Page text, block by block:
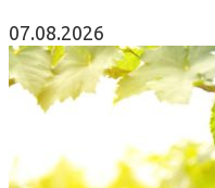
07.08.2026